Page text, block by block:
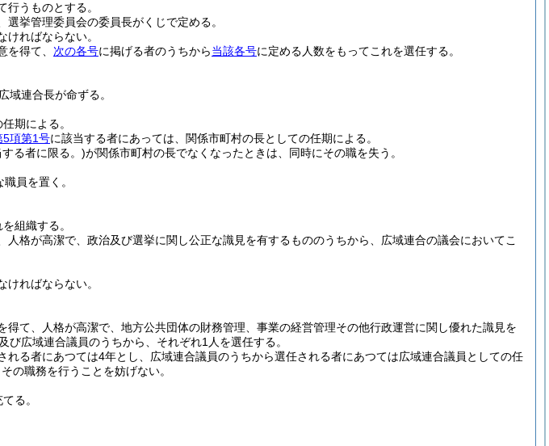
うものとする。
挙管理委員会の委員長がくじで定める。
ればならない。
得て、 次の各号に掲げる者のうちから当該各号に定める人数をもってこれを選任する。
域連合長が命ずる。
期による。
5項第1号に該当する者にあっては、関係市町村の長としての任期による。
する者に限る。)が関係市町村の長でなくなったときは、同時にその職を失う。
員を置く。
組織する。
格が高潔で、政治及び選挙に関し公正な識見を有するもののうちから、広域連合の議会においてこ
ればならない。
て、人格が高潔で、地方公共団体の財務管理、事業の経営管理その他行政運営に関し優れた識見を
及び広域連合議員のうちから、それぞれ1人を選任する。
れる者にあつては4年とし、広域連合議員のうちから選任される者にあつては広域連合議員としての任
の職務を行うことを妨げない。
る。